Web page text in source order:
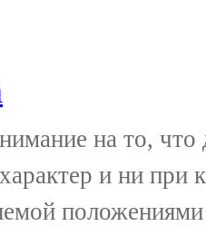
на то, что
и ни при